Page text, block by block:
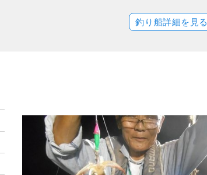
釣り船詳細を見る